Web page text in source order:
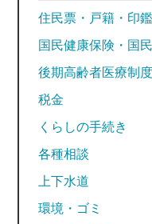
住民票・戸籍・印
国民健康保険・国
後期高齢者医療制度
税金
くらしの手続き
各種相談
上下水道
環境・ゴミ